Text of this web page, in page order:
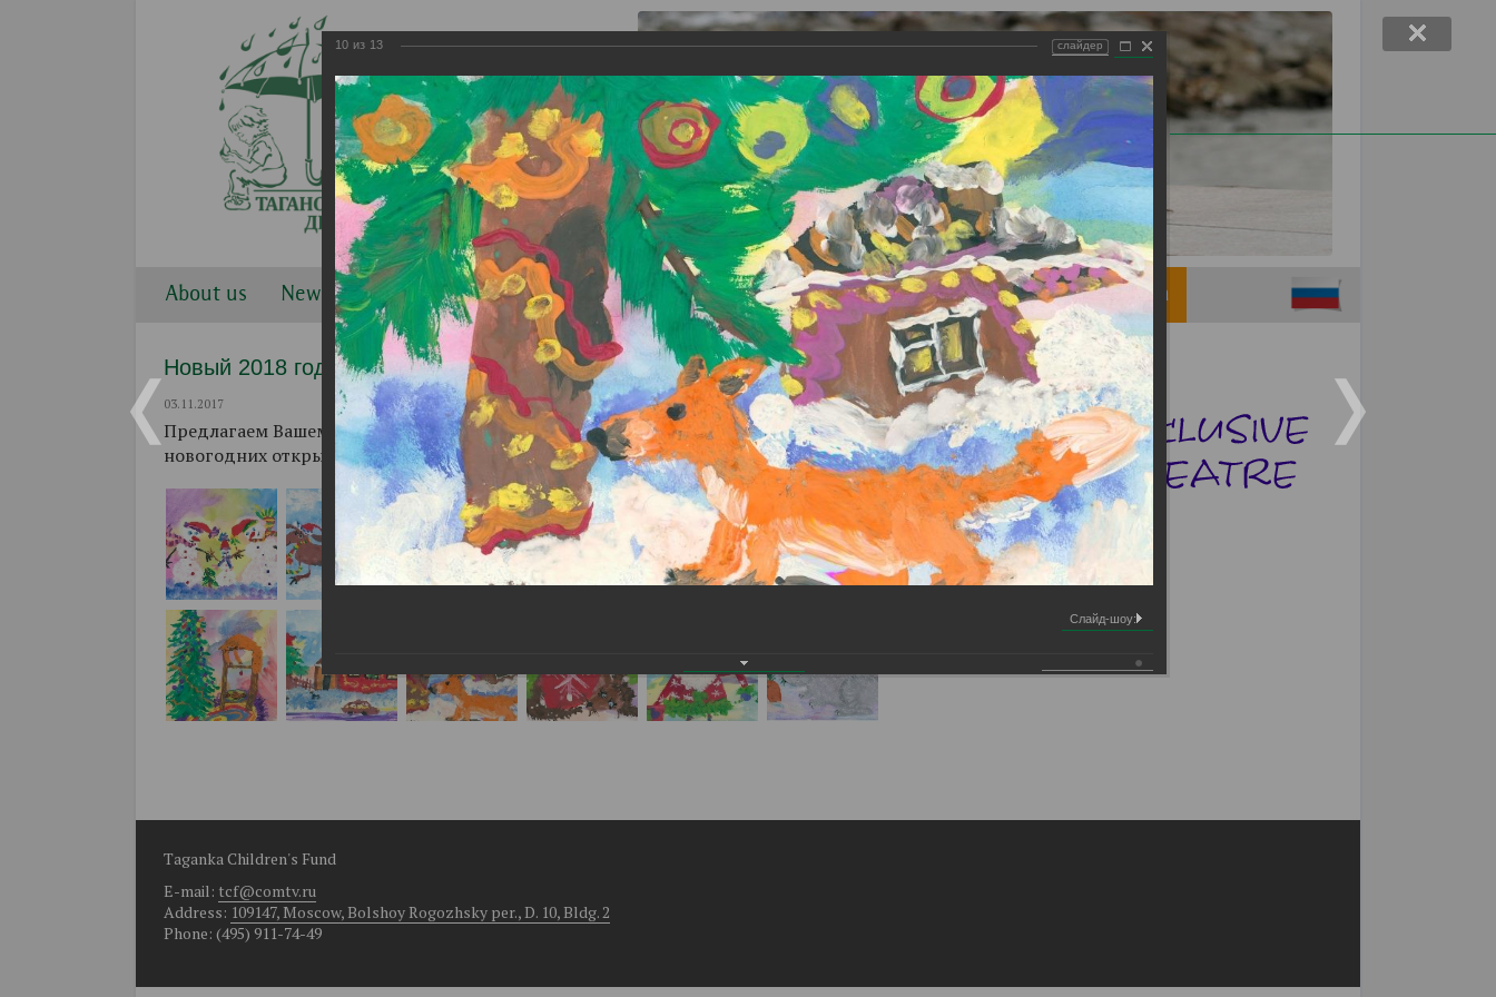
About us News Work directions Gallery Theater "Taganka Shed" Contacts Support children
Новый 2018 год. Рисунки.
03.11.2017
Предлагаем Вашему вниманию рисунки воспитанников Таганского детского фонда для печати
новогодних открыток.
Taganka Children's Fund
E-mail: tcf@comtv.ru
Address: 109147, Moscow, Bolshoy Rogozhsky per., D. 10, Bldg. 2
Phone: (495) 911-74-49
10 из 13 слайдер
Слайд-шоу: